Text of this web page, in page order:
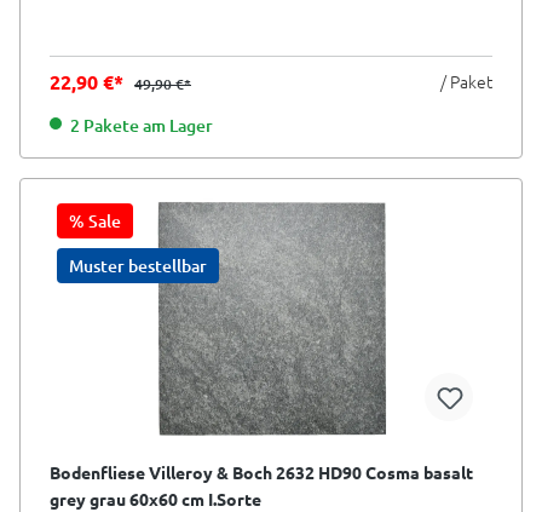
22,90 €* 49,90 €* / Paket
2 Pakete am Lager
% Sale
Muster bestellbar
Bodenfliese Villeroy & Boch 2632 HD90 Cosma basalt
grey grau 60x60 cm I.Sorte